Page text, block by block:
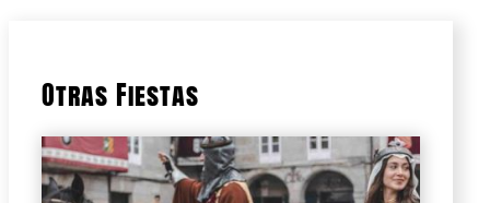
Otras Fiestas